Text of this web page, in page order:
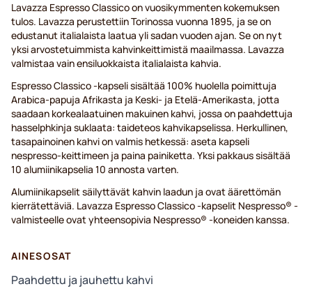
Lavazza Espresso Classico on vuosikymmenten kokemuksen
tulos. Lavazza perustettiin Torinossa vuonna 1895, ja se on
edustanut italialaista laatua yli sadan vuoden ajan. Se on nyt
yksi arvostetuimmista kahvinkeittimistä maailmassa. Lavazza
valmistaa vain ensiluokkaista italialaista kahvia.
Espresso Classico -kapseli sisältää 100% huolella poimittuja
Arabica-papuja Afrikasta ja Keski- ja Etelä-Amerikasta, jotta
saadaan korkealaatuinen makuinen kahvi, jossa on paahdettuja
hasselphkinja suklaata: taideteos kahvikapselissa. Herkullinen,
tasapainoinen kahvi on valmis hetkessä: aseta kapseli
nespresso-keittimeen ja paina painiketta. Yksi pakkaus sisältää
10 alumiinikapselia 10 annosta varten.
Alumiinikapselit säilyttävät kahvin laadun ja ovat äärettömän
kierrätettäviä. Lavazza Espresso Classico -kapselit Nespresso® -
valmisteelle ovat yhteensopivia Nespresso® -koneiden kanssa.
AINESOSAT
Paahdettu ja jauhettu kahvi